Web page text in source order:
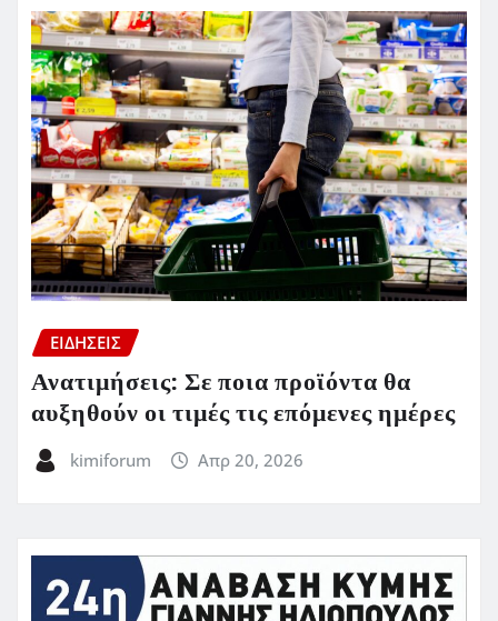
ΕΙΔΗΣΕΙΣ
Ανατιμήσεις: Σε ποια προϊόντα θα
αυξηθούν οι τιμές τις επόμενες ημέρες
kimiforum Απρ 20, 2026